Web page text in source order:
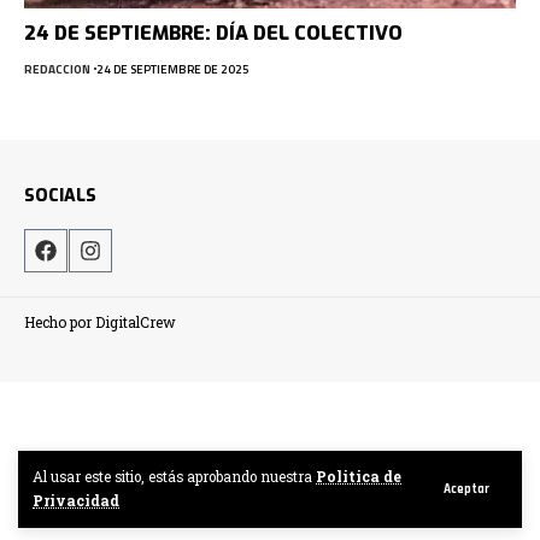
Al usar este sitio, estás aprobando nuestra Politica de
Privacidad
Aceptar
24 DE SEPTIEMBRE: DÍA DEL COLECTIVO
REDACCION 24 DE SEPTIEMBRE DE 2025
SOCIALS
Hecho por DigitalCrew